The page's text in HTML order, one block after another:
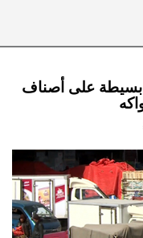
بسيطة على أصناف